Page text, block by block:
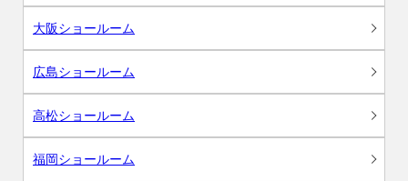
大阪ショールーム
広島ショールーム
高松ショールーム
福岡ショールーム